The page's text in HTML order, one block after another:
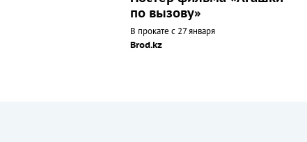
по вызову»
В прокате с 27 января
Brod.kz